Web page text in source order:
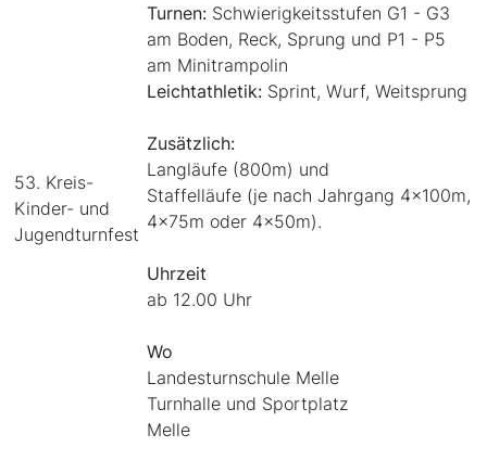
53. Kreis-
Kinder- und
Jugendturnfest
Turnen: Schwierigkeitsstufen G1 - G3
am Boden, Reck, Sprung und P1 - P5
am Minitrampolin
Leichtathletik: Sprint, Wurf, Weitsprung
Zusätzlich:
Langläufe (800m) und
Staffelläufe (je nach Jahrgang 4x100m,
4x75m oder 4x50m).
Uhrzeit
ab 12.00 Uhr
Wo
Landesturnschule Melle
Turnhalle und Sportplatz
Melle